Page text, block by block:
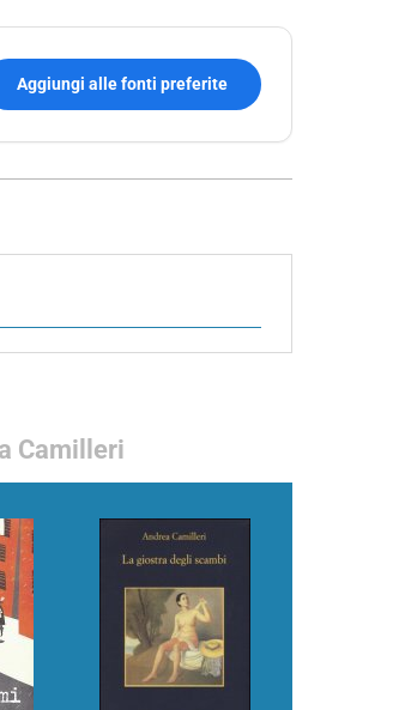
Aggiungi alle fonti preferite
Camilleri